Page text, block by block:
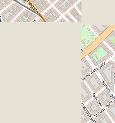
Kart